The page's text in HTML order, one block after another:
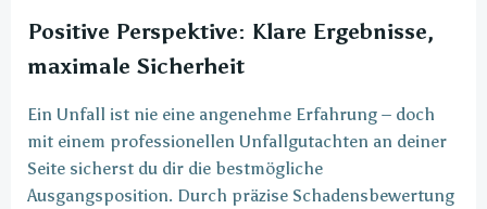
Positive Perspektive: Klare Ergebnisse,
maximale Sicherheit
Ein Unfall ist nie eine angenehme Erfahrung – doch
mit einem professionellen Unfallgutachten an deiner
Seite sicherst du dir die bestmögliche
Ausgangsposition. Durch präzise Schadensbewertung